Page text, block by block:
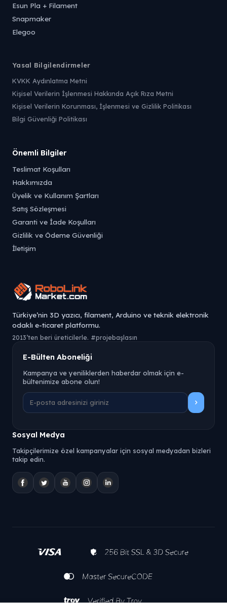
Esun Pla + Filament
Snapmaker
Elegoo
Yasal Bilgilendirmeler
KVKK Aydınlatma Metni
Kişisel Verilerin İşlenmesi Hakkında Açık Rıza Metni
Kişisel Verilerin Korunması, İşlenmesi ve Gizlilik Politikası
Bilgi Güvenliği Politikası
Önemli Bilgiler
Teslimat Koşulları
Hakkımızda
Üyelik ve Kullanım Şartları
Satış Sözleşmesi
Garanti ve İade Koşulları
Gizlilik ve Ödeme Güvenliği
İletişim
Türkiye’nin 3D yazıcı, filament, Arduino ve teknik elektronik
odaklı e-ticaret platformu.
2013’ten beri üreticilerle. #projebaşlasın
E-Bülten Aboneliği
Kampanya ve yeniliklerden haberdar olmak için e-
bültenimize abone olun!
Sosyal Medya
Takipçilerimize özel kampanyalar için sosyal medyadan bizleri
takip edin.